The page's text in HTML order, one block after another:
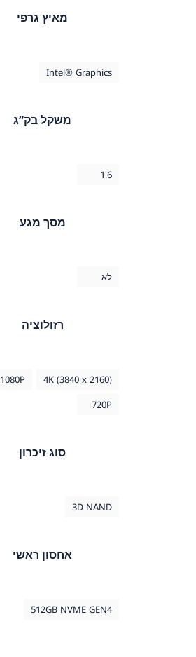
Turtle Beach
Western Digital
(10)
מאיץ גרפי
Intel® Graphics
משקל בק”ג
1.6
מסך מגע
לא
רזולוציה
(4K (3840 x 2160
1080P
720P
סוג זיכרון
3D NAND
אחסון ראשי
512GB NVME GEN4